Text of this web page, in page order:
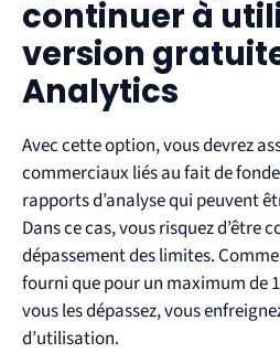
continuer à
version
Analytics
Avec cette option, vous devrez
commerciaux liés au fait de
rapports d’analyse qui peuvent
Dans ce cas, vous risquez d’être
dépassement des limites.
fourni que pour un maximum de
vous les dépassez, vous
d’utilisation.